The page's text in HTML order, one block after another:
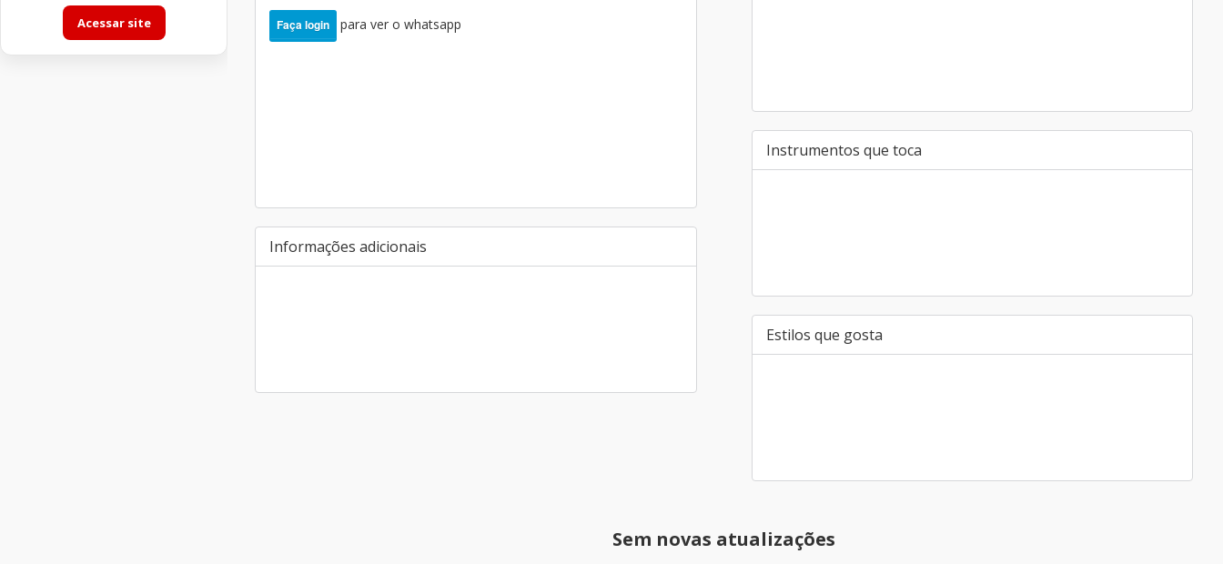
Acessar site Faça login para ver o whatsapp
Informações adicionais
Instrumentos que toca
Estilos que gosta
Sem novas atualizações